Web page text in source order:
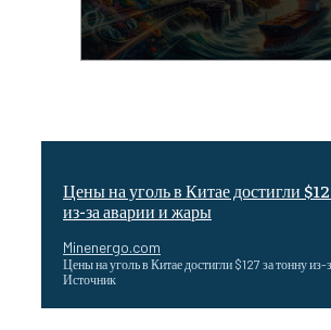
Цены на уголь в Китае достигли
из-за аварии и жары
Minenergo.com
Цены на уголь в Китае достигли $127 за тонну
Источник